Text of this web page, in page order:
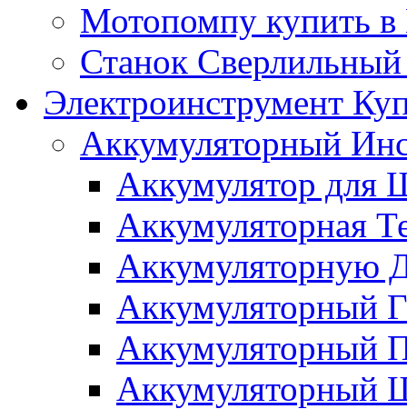
Мотопомпу купить в
Станок
Электроинструмент
Аккумуляторный
Аккумулятор для
Аккумуляторная
Аккумуляторную
Аккумуляторный
Аккумуляторный
Аккумуляторный